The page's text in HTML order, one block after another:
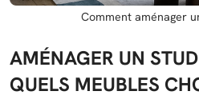
Comment aménager
AMÉNAGER UN
QUELS MEUBLES